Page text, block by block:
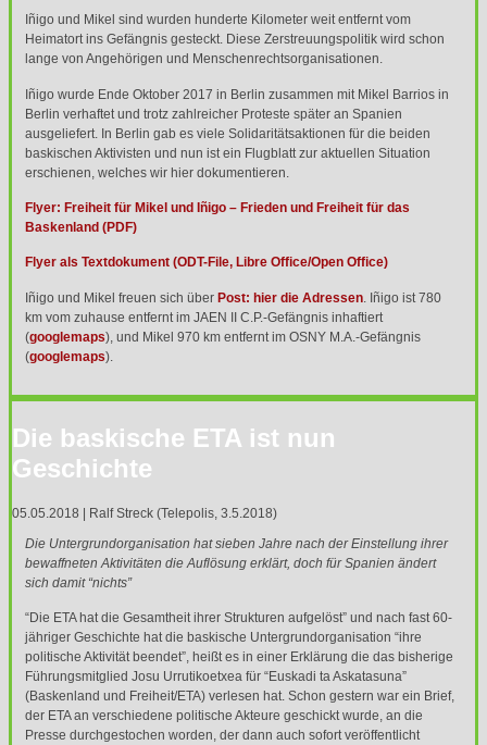
Iñigo und Mikel sind wurden hunderte Kilometer weit entfernt vom
Heimatort ins Gefängnis gesteckt. Diese Zerstreuungspolitik wird schon
lange von Angehörigen und Menschenrechtsorganisationen.
Iñigo wurde Ende Oktober 2017 in Berlin zusammen mit Mikel Barrios in
Berlin verhaftet und trotz zahlreicher Proteste später an Spanien
ausgeliefert. In Berlin gab es viele Solidaritätsaktionen für die beiden
baskischen Aktivisten und nun ist ein Flugblatt zur aktuellen Situation
erschienen, welches wir hier dokumentieren.
Flyer: Freiheit für Mikel und Iñigo – Frieden und Freiheit für das
Baskenland (PDF)
Flyer als Textdokument (ODT-File, Libre Office/Open Office)
Iñigo und Mikel freuen sich überPost: hier die Adressen . Iñigo ist 780
km vom zuhause entfernt imJAEN II C.P.-Gefängnis inhaftiert
(googlemaps), und Mikel 970 km entfernt imOSNY M.A.-Gefängnis
(googlemaps).
Die baskische ETA ist nun
Geschichte
05.05.2018 | Ralf Streck (Telepolis, 3.5.2018)
Die Untergrundorganisation hat sieben Jahre nach der Einstellung ihrer
bewaffneten Aktivitäten die Auflösung erklärt, doch für Spanien ändert
sich damit “nichts”
“Die ETAhat die Gesamtheit ihrer Strukturen aufgelöst” und nach fast 60-
jähriger Geschichte hat die baskische Untergrundorganisation “ihre
politische Aktivität beendet”, heißt es in einer Erklärung die das bisherige
Führungsmitglied Josu Urrutikoetxea für “Euskadi ta Askatasuna”
(Baskenland und Freiheit/ETA) verlesen hat. Schon gestern war ein Brief,
der ETAan verschiedene politische Akteure geschickt wurde, an die
Presse durchgestochen worden, der dann auch sofort veröffentlicht